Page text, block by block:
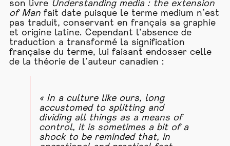
son livre Understanding media : the extension
of Manfait date puisque le terme medium n’est
pas traduit, conservant en français sa graphie
et origine latine. Cependant l’absence de
traduction a transformé la signification
française du terme, lui faisant endosser celle
de la théorie de l’auteur canadien :
« In a culture like ours, long
accustomed to splitting and
dividing all things as a means of
control, it is sometimes a bit of a
shock to be reminded that, in